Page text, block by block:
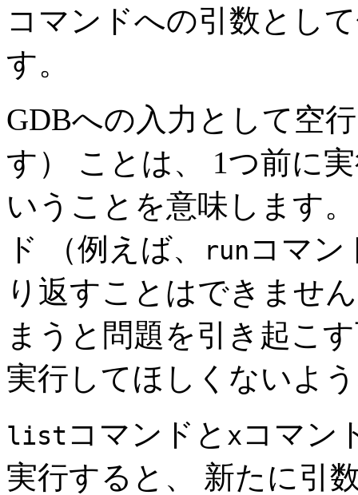
コマンドへの引数とし
す。
GDBへの入力として空
す） ことは、 1つ前に
いうことを意味します
ド （例えば、
runコマン
り返すことはできませ
まうと問題を引き起こ
実行してほしくないよ
listコマンドと xコマン
実行すると、 新たに引